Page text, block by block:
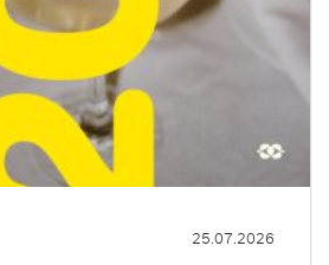
25.07.2026